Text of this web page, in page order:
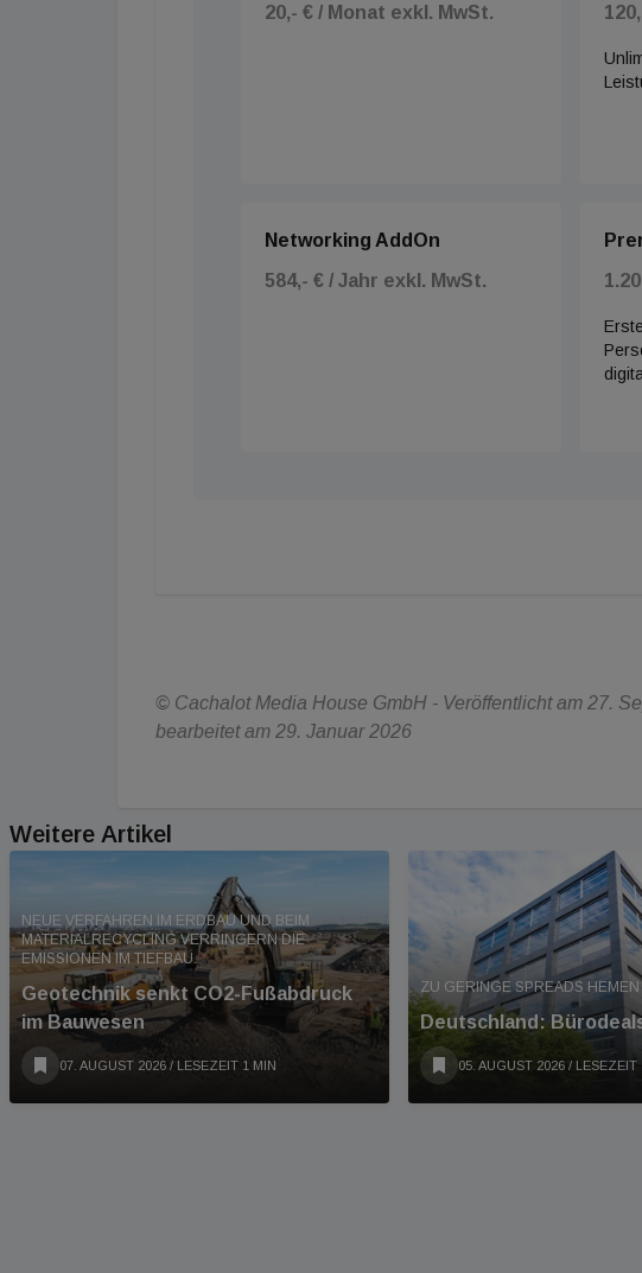
20,- € / Monat exkl. MwSt.
Networking AddOn
584,- € / Jahr exkl. MwSt.
© Cachalot Media House GmbH - Veröffentlicht am 27.
bearbeitet am 29. Januar 2026
Weitere Artikel
NEUE VERFAHREN IM ERDBAU UND BEIM
MATERIALRECYCLING VERRINGERN DIE
EMISSIONEN IM TIEFBAU.
Geotechnik senkt CO2-Fußabdruck
im Bauwesen
07. AUGUST 2026 / LESEZEIT 1 MIN
ZU GERINGE SPREADS
Deutschland:
05. AUGUST 2026 / LESEZEIT